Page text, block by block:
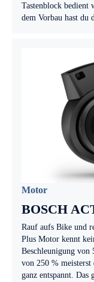
Tastenblock bedient
dem Vorbau hast du
Motor
BOSCH
Rauf aufs Bike und
Plus Motor kennt
Beschleunigung von
von 250 %
ganz entspannt.